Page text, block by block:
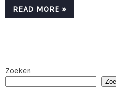
READ MORE »
Zoeken